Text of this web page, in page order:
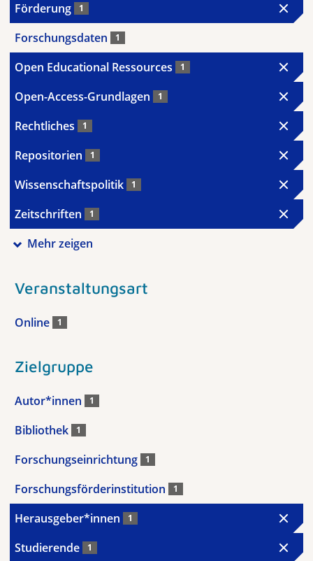
Förderung 1
Forschungsdaten 1
Open Educational Ressources 1
Open-Access-Grundlagen 1
Rechtliches 1
Repositorien 1
Wissenschaftspolitik 1
Zeitschriften 1
Mehr zeigen
Veranstaltungsart
Online 1
Zielgruppe
Autor*innen 1
Bibliothek 1
Forschungseinrichtung 1
Forschungsförderinstitution 1
Herausgeber*innen 1
Studierende 1